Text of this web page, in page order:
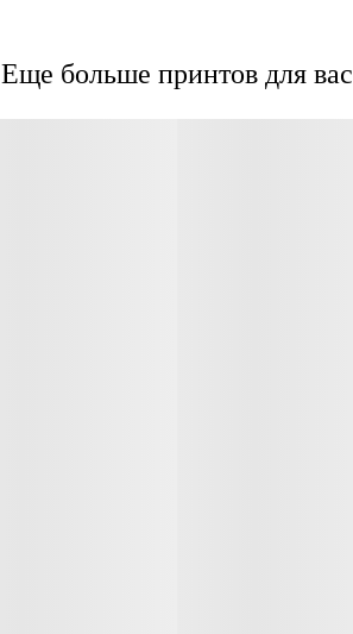
Еще больше принтов для вас